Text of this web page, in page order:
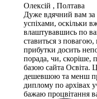
Олексій , Полтава
Дуже вдячний вам
успіхами, оскільки
влаштувавшись по
ставиться з
прибутки досить
порада, чи, скоріше,
базою сайта Освіта.
дешевшою та менш
диплому по архівах
бажаю процвітання